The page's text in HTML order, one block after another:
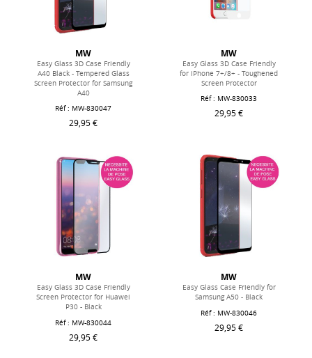
MW
Easy Glass 3D Case Friendly
A40 Black - Tempered Glass
Screen Protector for Samsung
A40
Réf : MW-830047
29,95 €
MW
Easy Glass 3D Case Friendly
for iPhone 7+/8+ - Toughened
Screen Protector
Réf : MW-830033
29,95 €
MW
Easy Glass 3D Case Friendly
Screen Protector for Huawei
P30 - Black
Réf : MW-830044
29,95 €
MW
Easy Glass Case Friendly for
Samsung A50 - Black
Réf : MW-830046
29,95 €